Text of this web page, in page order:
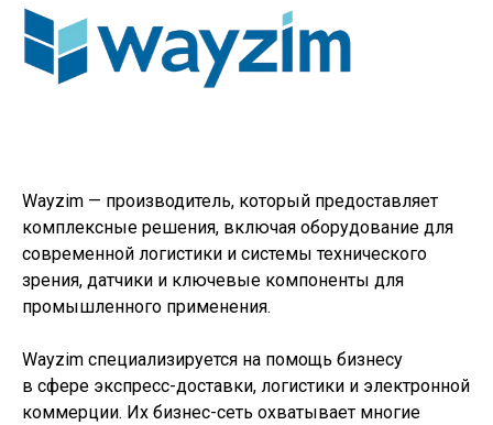
Wayzim — производитель, который предоставляет
комплексные решения, включая оборудование для
современной логистики и системы технического
зрения, датчики и ключевые компоненты для
промышленного применения.
Wayzim специализируется на помощь бизнесу
в сфере экспресс-доставки, логистики и электронной
коммерции. Их бизнес-сеть охватывает многие